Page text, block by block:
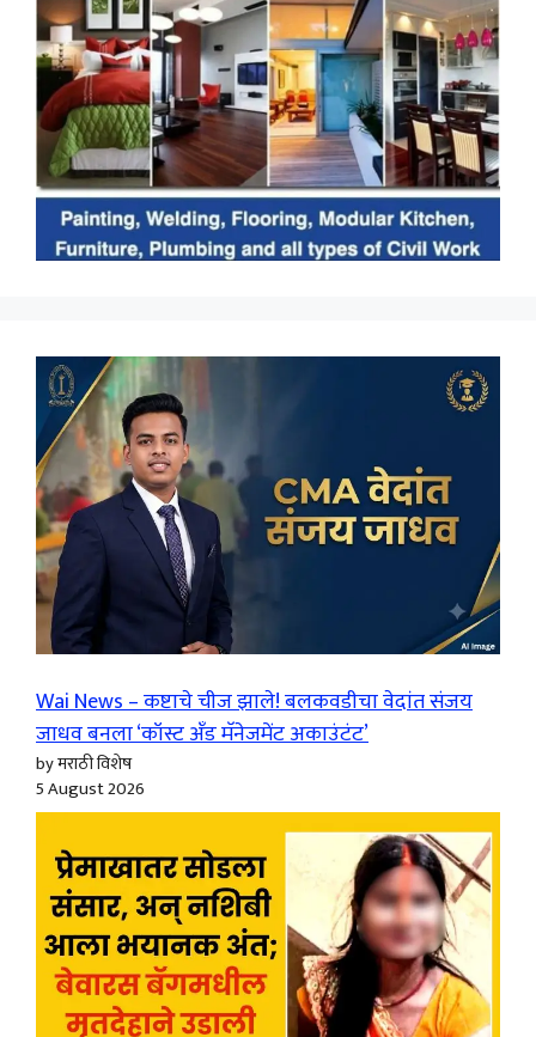
Wai News – कष्टाचे चीज झाले! बलकवडीचा वेदांत संजय
जाधव बनला ‘कॉस्ट अँड मॅनेजमेंट अकाउंटंट’
by मराठी विशेष
5 August 2026